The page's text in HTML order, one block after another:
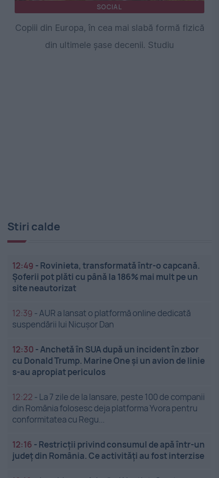
SOCIAL
Copiii din Europa, în cea mai slabă formă fizică
din ultimele șase decenii. Studiu
Stiri calde
12:49 - Rovinieta, transformată într-o capcană.
Șoferii pot plăti cu până la 186% mai mult pe un
site neautorizat
12:39 -AUR a lansat o platformă online dedicată
suspendării lui Nicușor Dan
12:30 -Anchetă în SUA după un incident în zbor
cu Donald Trump. Marine One și un avion de linie
s-au apropiat periculos
12:22 - La 7 zile de la lansare, peste 100 de companii
din România folosesc deja platforma Yvora pentru
conformitatea cu Regu...
12:16 - Restricții privind consumul de apă într-un
județ din România. Ce activități au fost interzise